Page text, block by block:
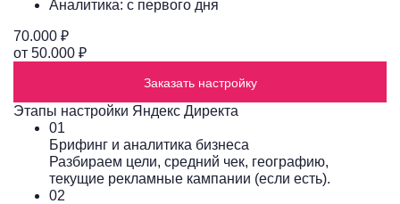
Аналитика: с первого дня
70.000 ₽
от 50.000 ₽
Заказать настройку
Этапы настройки Яндекс Директа
01
Брифинг и аналитика бизнеса
Разбираем цели, средний чек, географию,
текущие рекламные кампании (если есть).
02